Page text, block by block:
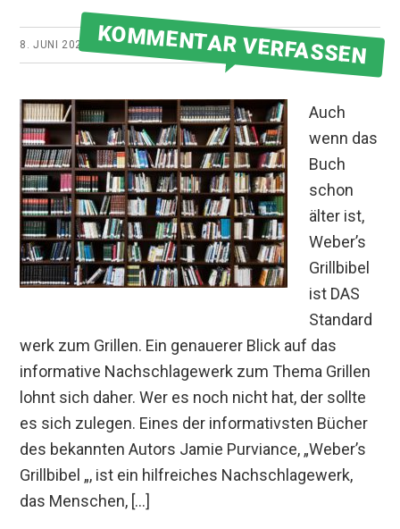
8. JUNI 2021 VONGRILLMEISTER
KOMMENTAR VERFASSEN
Auch
wenn das
Buch
schon
älter ist,
Weber’s
Grillbibel
ist DAS
Standard
werk zum Grillen. Ein genauerer Blick auf das
informative Nachschlagewerk zum Thema Grillen
lohnt sich daher. Wer es noch nicht hat, der sollte
es sich zulegen. Eines der informativsten Bücher
des bekannten Autors Jamie Purviance, „Weber’s
Grillbibel „, ist ein hilfreiches Nachschlagewerk,
das Menschen, […]